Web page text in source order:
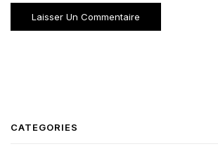
CATEGORIES